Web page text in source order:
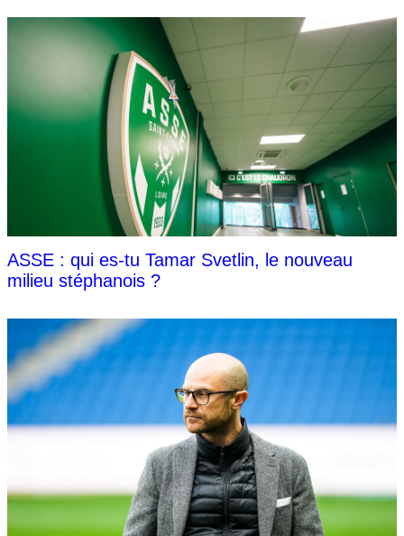
ASSE : qui es-tu Tamar Svetlin, le nouveau
milieu stéphanois ?